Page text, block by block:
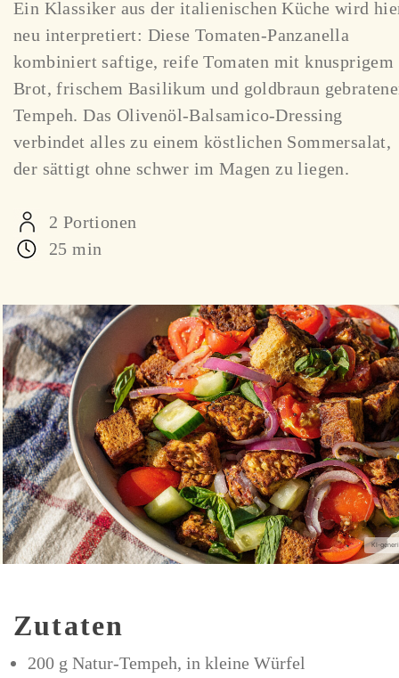
Ein Klassiker aus der italienischen Küche wird
neu interpretiert: Diese Tomaten-Panzanella
kombiniert saftige, reife Tomaten mit knusprigem
Brot, frischem Basilikum und goldbraun
Tempeh. Das Olivenöl-Balsamico-Dressing
verbindet alles zu einem köstlichen Sommersalat,
der sättigt ohne schwer im Magen zu liegen.
2 Portionen
25 min
Zutaten
200 g Natur-Tempeh, in kleine Würfel